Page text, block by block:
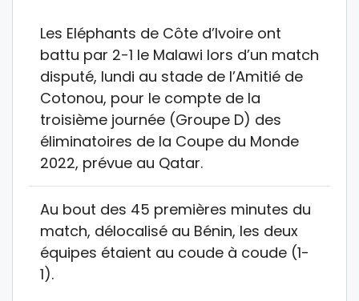
Les Eléphants de Côte d’Ivoire ont
battu par 2-1 le Malawi lors d’un match
disputé, lundi au stade de l’Amitié de
Cotonou, pour le compte de la
troisième journée (Groupe D) des
éliminatoires de la Coupe du Monde
2022, prévue au Qatar.
Au bout des 45 premières minutes du
match, délocalisé au Bénin, les deux
équipes étaient au coude à coude (1-
1).